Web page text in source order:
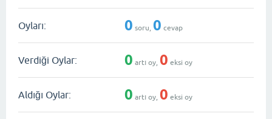
Oyları: 0 soru, 0 cevap
Verdiği Oylar: 0 artı oy, 0 eksi oy
Aldığı Oylar: 0 artı oy, 0 eksi oy